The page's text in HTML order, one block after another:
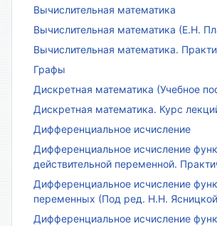
Вычислительная математика
Вычислительная математика (Е.Н.
Вычислительная математика.
Графы
Дискретная математика (Учебное
Дискретная математика. Курс
Дифференциальное исчисление
Дифференциальное исчисление
действительной переменной.
Дифференциальное исчисление
переменных (Под ред. Н.Н.
Дифференциальное исчисление